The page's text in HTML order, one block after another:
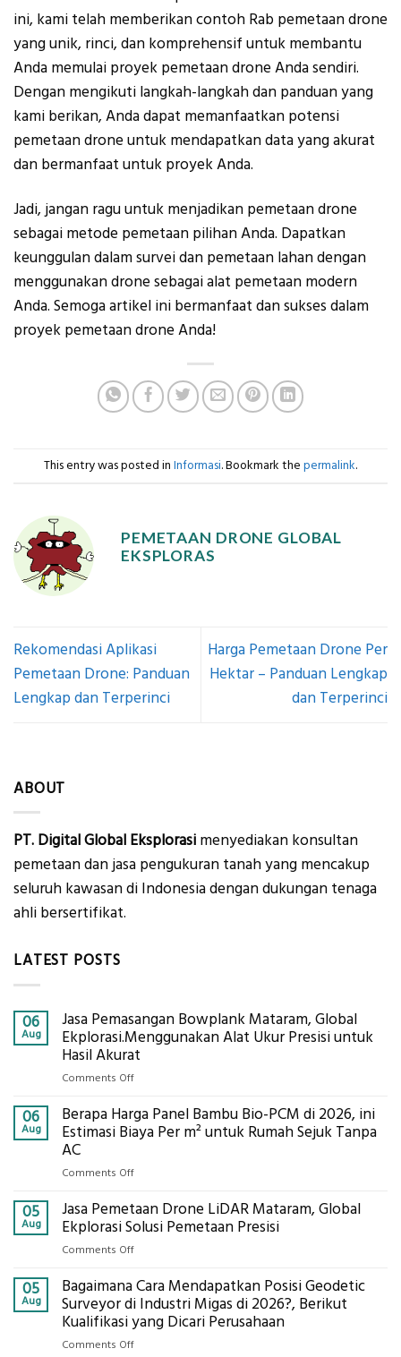
ini, kami telah memberikan contoh Rab pemetaan drone
yang unik, rinci, dan komprehensif untuk membantu
Anda memulai proyek pemetaan drone Anda sendiri.
Dengan mengikuti langkah-langkah dan panduan yang
kami berikan, Anda dapat memanfaatkan potensi
pemetaan drone untuk mendapatkan data yang akurat
dan bermanfaat untuk proyek Anda.
Jadi, jangan ragu untuk menjadikan pemetaan drone
sebagai metode pemetaan pilihan Anda. Dapatkan
keunggulan dalam survei dan pemetaan lahan dengan
menggunakan drone sebagai alat pemetaan modern
Anda. Semoga artikel ini bermanfaat dan sukses dalam
proyek pemetaan drone Anda!
This entry was posted in Informasi. Bookmark the permalink.
PEMETAAN DRONE GLOBAL
EKSPLORAS
Rekomendasi Aplikasi
Pemetaan Drone: Panduan
Lengkap dan Terperinci
Harga Pemetaan Drone Per
Hektar – Panduan Lengkap
dan Terperinci
ABOUT
PT. Digital Global Eksplorasi menyediakan konsultan
pemetaan dan jasa pengukuran tanah yang mencakup
seluruh kawasan di Indonesia dengan dukungan tenaga
ahli bersertifikat.
LATEST POSTS
06
Aug
Jasa Pemasangan Bowplank Mataram, Global
Ekplorasi.Menggunakan Alat Ukur Presisi untuk
Hasil Akurat
Comments Offon
Pemasangan
Bowplank
Ukur
Presisi
untuk
Akurat
06
Aug
Berapa Harga Panel Bambu Bio-PCM di 2026, ini
Estimasi Biaya Per m² untuk Rumah Sejuk Tanpa
AC
Comments Offon
Harga
Panel
di
2026,
ini
Estimasi
05
Aug
Jasa Pemetaan Drone LiDAR Mataram, Global
Ekplorasi Solusi Pemetaan Presisi
Comments Offon
Pemetaan
Drone
LiDAR
Mataram,
05
Aug
Bagaimana Cara Mendapatkan Posisi Geodetic
Surveyor di Industri Migas di 2026?, Berikut
Kualifikasi yang Dicari Perusahaan
Comments Offon